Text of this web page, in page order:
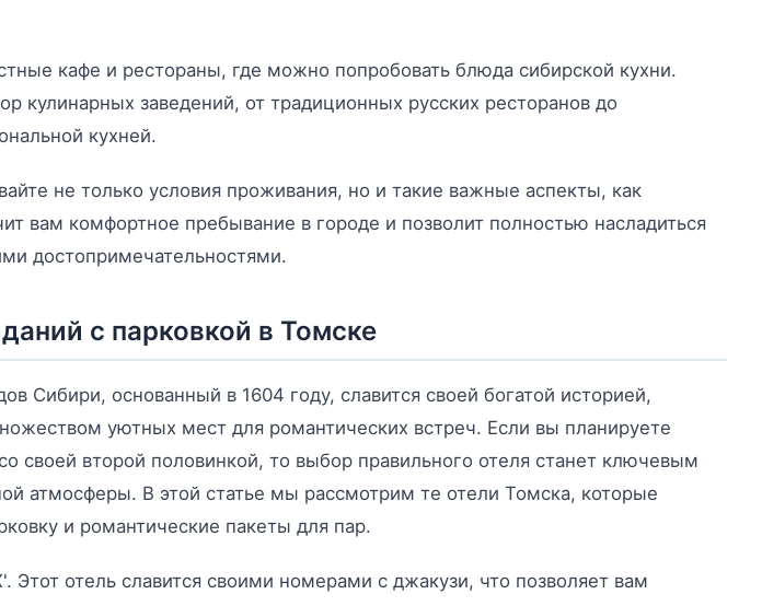
кафе и рестораны, где можно попробовать блюда сибирской кухни.
кулинарных заведений, от традиционных русских ресторанов до
кухней.
не только условия проживания, но и такие важные аспекты, как
вам комфортное пребывание в городе и позволит полностью насладиться
достопримечательностями.
с парковкой в Томске
Сибири, основанный в 1604 году, славится своей богатой историей,
уютных мест для романтических встреч. Если вы планируете
своей второй половинкой, то выбор правильного отеля станет ключевым
атмосферы. В этой статье мы рассмотрим те отели Томска, которые
и романтические пакеты для пар.
Этот отель славится своими номерами с джакузи, что позволяет вам